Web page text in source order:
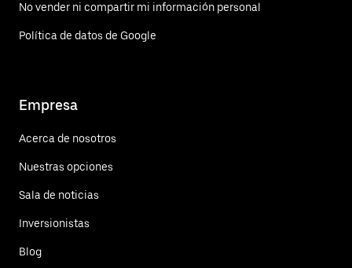
No vender ni compartir mi información personal
Política de datos de Google
Empresa
Acerca de nosotros
Nuestras opciones
Sala de noticias
Inversionistas
Blog